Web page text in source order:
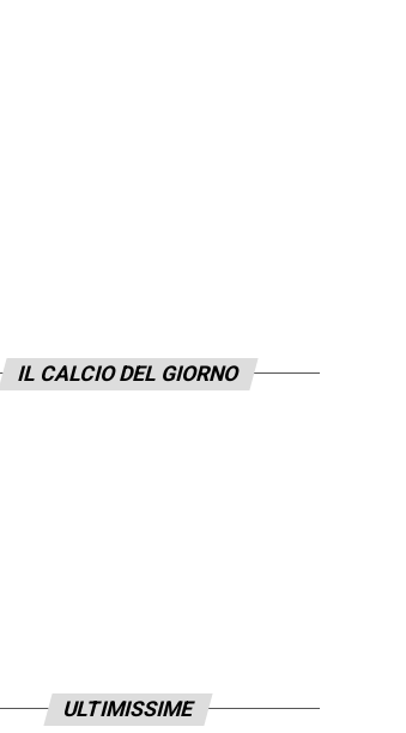
IL CALCIO DEL GIORNO
ULTIMISSIME